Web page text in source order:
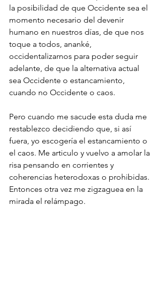
la posibilidad de que Occidente sea el
momento necesario del devenir
humano en nuestros días, de que nos
toque a todos, ananké,
occidentalizarnos para poder seguir
adelante, de que la alternativa actual
sea Occidente o estancamiento,
cuando no Occidente o caos.
Pero cuando me sacude esta duda me
restablezco decidiendo que, si así
fuera, yo escogería el estancamiento o
el caos. Me articulo y vuelvo a amolar la
risa pensando en corrientes y
coherencias heterodoxas o prohibidas.
Entonces otra vez me zigzaguea en la
mirada el relámpago.